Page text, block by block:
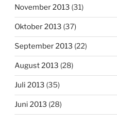
November 2013 (31)
Oktober 2013 (37)
September 2013 (22)
August 2013 (28)
Juli 2013 (35)
Juni 2013 (28)